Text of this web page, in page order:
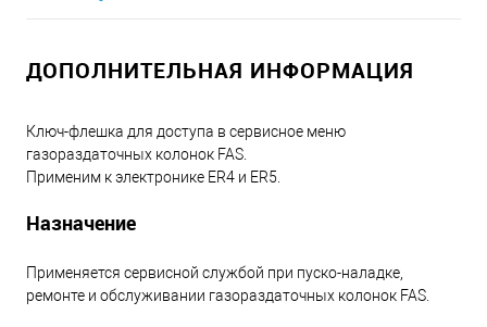
ДОПОЛНИТЕЛЬНАЯ ИНФОРМАЦИЯ
Ключ-флешка для доступа в сервисное меню
газораздаточных колонок FAS.
Применим к электронике ER4 и ER5.
Назначение
Применяется сервисной службой при пуско-наладке,
ремонте и обслуживании газораздаточных колонок FAS.